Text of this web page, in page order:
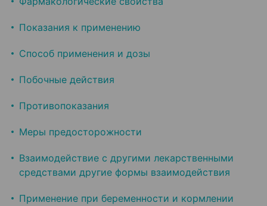
Показания к применению
Способ применения и дозы
Побочные действия
Противопоказания
Меры предосторожности
Взаимодействие с другими лекарственными
средствами другие формы взаимодействия
Применение при беременности и кормлении